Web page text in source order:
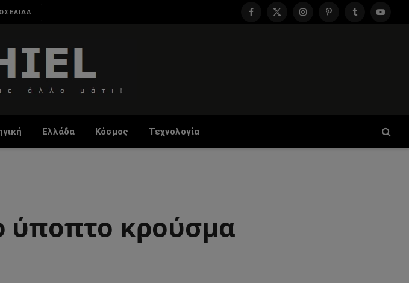
Facebook
X
InstagramPinterestTumblr
Ελλάδα Κόσμος Τεχνολογία
ύποπτο κρούσμα